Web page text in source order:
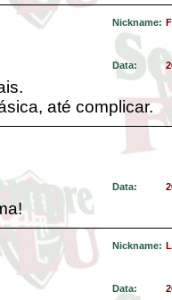
Nickname:
Data:
até complicar.
Data:
Nickname:
Data: